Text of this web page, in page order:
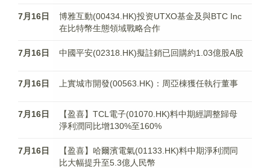
7月16日
博雅互動(00434.HK)投资UTXO基金及與BTC Inc
在比特幣生態領域戰略合作
7月16日 中國平安(02318.HK)擬註銷已回購約1.03億股A股
7月16日 上實城市開發(00563.HK)：周亞棟獲任執行董事
7月16日
【盈喜】TCL電子(01070.HK)料中期經調整歸母
淨利潤同比增130%至160%
7月16日
【盈喜】哈爾濱電氣(01133.HK)料中期淨利潤同
比大幅提升至5.3億人民幣